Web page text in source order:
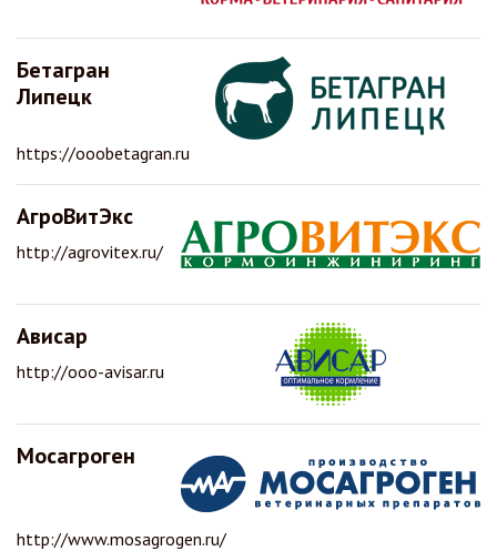
Бетагран
Липецк
https://ooobetagran.ru
АгроВитЭкс
http://agrovitex.ru/
Ависар
http://ooo-avisar.ru
Мосагроген
http://www.mosagrogen.ru/